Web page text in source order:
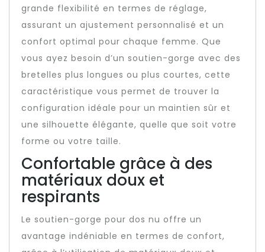
grande flexibilité en termes de réglage,
assurant un ajustement personnalisé et un
confort optimal pour chaque femme. Que
vous ayez besoin d’un soutien-gorge avec des
bretelles plus longues ou plus courtes, cette
caractéristique vous permet de trouver la
configuration idéale pour un maintien sûr et
une silhouette élégante, quelle que soit votre
forme ou votre taille.
Confortable grâce à des
matériaux doux et
respirants
Le soutien-gorge pour dos nu offre un
avantage indéniable en termes de confort,